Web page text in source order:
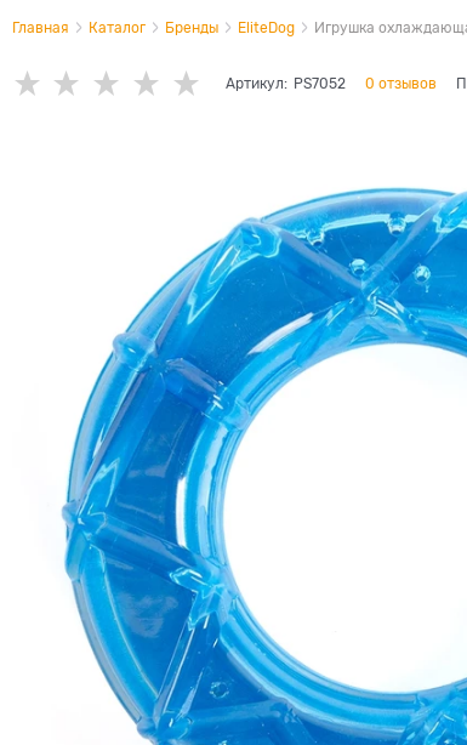
Главная Каталог Бренды EliteDog Игрушка
Артикул: PS7052 0 отзывов